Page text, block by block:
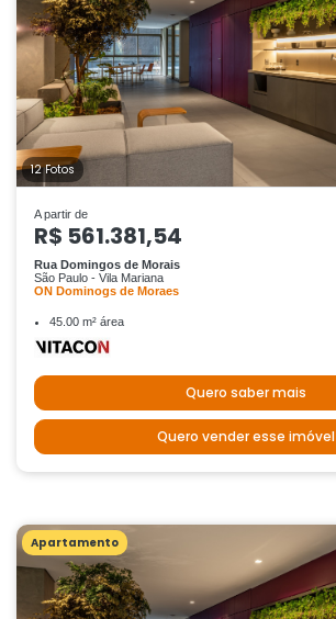
12 Fotos
A partir de
R$ 561.381,54
Rua Domingos de Morais
São Paulo - Vila Mariana
ON Dominogs de Moraes
45.00 m² área
Quero saber mais
Quero vender esse imóvel
Apartamento